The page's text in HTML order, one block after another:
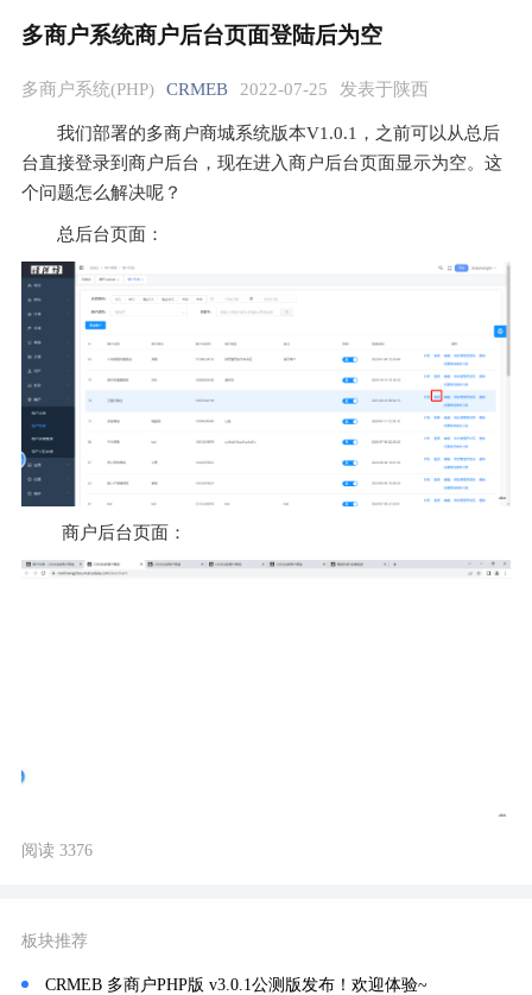
多商户系统商户后台页面登陆后为空
多商户系统(PHP) CRMEB 2022-07-25 发表于陕西
我们部署的多商户商城系统版本V1.0.1，之前可以从总后
台直接登录到商户后台，现在进入商户后台页面显示为空。这
个问题怎么解决呢？
总后台页面：
商户后台页面：
阅读 3376
板块推荐
CRMEB 多商户PHP版 v3.0.1公测版发布！欢迎体验~